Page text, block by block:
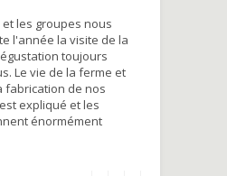
les groupes nous
l'année la visite de la
toujours
Le vie de la ferme et
fabrication de nos
expliqué et les
énormément